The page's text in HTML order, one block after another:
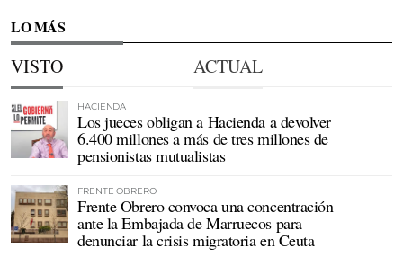
LO MÁS
VISTO ACTUAL
HACIENDA
Los jueces obligan a Hacienda a devolver
6.400 millones a más de tres millones de
pensionistas mutualistas
FRENTE OBRERO
Frente Obrero convoca una concentración
ante la Embajada de Marruecos para
denunciar la crisis migratoria en Ceuta